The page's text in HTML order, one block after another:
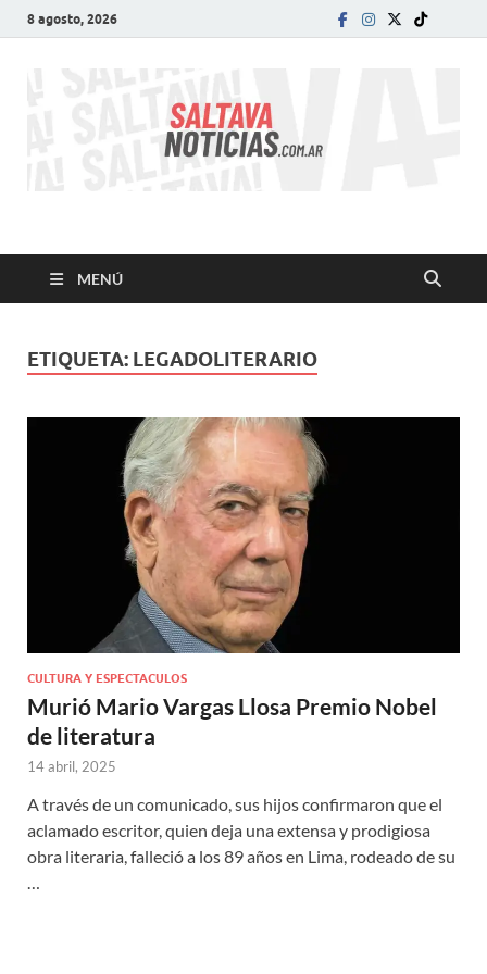
8 agosto, 2026
SALTA VA!
MENÚ
ETIQUETA: LEGADOLITERARIO
CULTURA Y ESPECTACULOS
Murió Mario Vargas Llosa Premio Nobel
de literatura
14 abril, 2025
A través de un comunicado, sus hijos confirmaron que el
aclamado escritor, quien deja una extensa y prodigiosa
obra literaria, falleció a los 89 años en Lima, rodeado de su
…